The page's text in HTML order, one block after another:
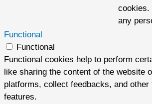
cookies.
any
Functional
Functional
Functional cookies help to perform
like sharing the content of the website
platforms, collect feedbacks, and other
features.